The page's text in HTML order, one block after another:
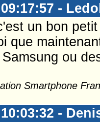
-
un bon
que
ou
Smartphone
-